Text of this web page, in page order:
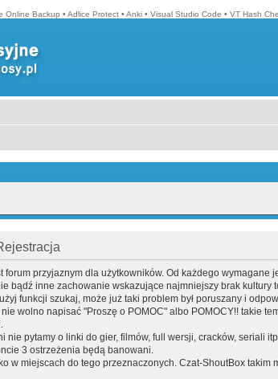
Online Backup • Adlice Protect • Anki • Visual Studio Code • VT Hash
forum przyjaznym dla użytkowników. Od każdego wymagane
bądź inne zachowanie wskazujące najmniejszy brak kultury
funkcji szukaj, może już taki problem był poruszany i
wolno napisać "Proszę o POMOC" albo POMOCY!! takie
nie pytamy o linki do gier, filmów, full wersji, cracków, seriali
3 ostrzeżenia będą banowani.
w miejscach do tego przeznaczonych. Czat-ShoutBox takim